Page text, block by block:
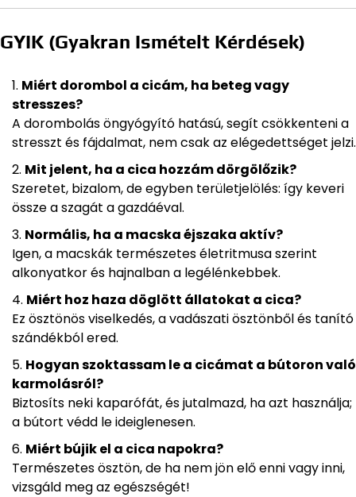
GYIK (Gyakran Ismételt Kérdések)
Miért dorombol a cicám, ha beteg vagy
stresszes?
A dorombolás öngyógyító hatású, segít csökkenteni a
stresszt és fájdalmat, nem csak az elégedettséget jelzi.
Mit jelent, ha a cica hozzám dörgölőzik?
Szeretet, bizalom, de egyben területjelölés: így keveri
össze a szagát a gazdáéval.
Normális, ha a macska éjszaka aktív?
Igen, a macskák természetes életritmusa szerint
alkonyatkor és hajnalban a legélénkebbek.
Miért hoz haza döglött állatokat a cica?
Ez ösztönös viselkedés, a vadászati ösztönből és tanító
szándékból ered.
Hogyan szoktassam le a cicámat a bútoron való
karmolásról?
Biztosíts neki kaparófát, és jutalmazd, ha azt használja;
a bútort védd le ideiglenesen.
Miért bújik el a cica napokra?
Természetes ösztön, de ha nem jön elő enni vagy inni,
vizsgáld meg az egészségét!